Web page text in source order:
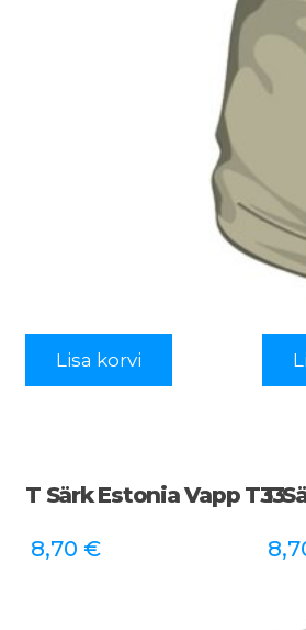
Lisa korvi
T Särk Estonia Vapp T33
8,70 €
T